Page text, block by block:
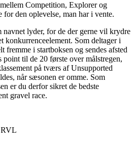
Competition, Explorer og
for den oplevelse, man har i vente.
navnet lyder, for de der gerne vil krydre
konkurrenceelement. Som deltager i
fremme i startboksen og sendes afsted
til de 20 første over målstregen,
på tværs af Unsupported
når sæsonen er omme. Som
er du derfor sikret de bedste
gravel race.